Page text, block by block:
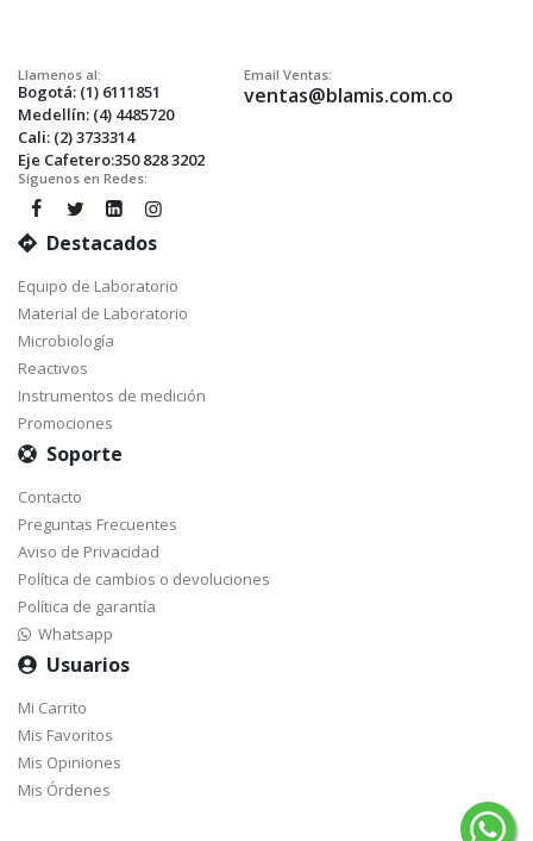
Llamenos al:
Bogotá: (1) 6111851
Medellín: (4) 4485720
Cali: (2) 3733314
Eje Cafetero:350 828 3202
Email Ventas:
ventas@blamis.com.co
Síguenos en Redes:
Destacados
Equipo de Laboratorio
Material de Laboratorio
Microbiología
Reactivos
Instrumentos de medición
Promociones
Soporte
Contacto
Preguntas Frecuentes
Aviso de Privacidad
Política de cambios o devoluciones
Política de garantía
Whatsapp
Usuarios
Mi Carrito
Mis Favoritos
Mis Opiniones
Mis Órdenes